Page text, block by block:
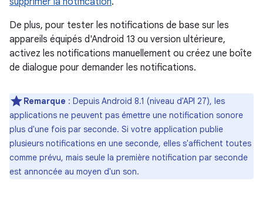
De plus, pour tester les notifications de base sur les
appareils équipés d'Android 13 ou version ultérieure,
activez les notifications manuellement ou créez une boîte
de dialogue pour demander les notifications.
Remarque : Depuis Android 8.1 (niveau d'API 27), les
applications ne peuvent pas émettre une notification sonore
plus d'une fois par seconde. Si votre application publie
plusieurs notifications en une seconde, elles s'affichent toutes
comme prévu, mais seule la première notification par seconde
est annoncée au moyen d'un son.